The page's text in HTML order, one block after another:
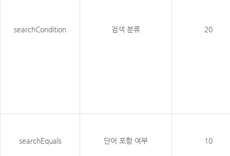
searchCondition 검색 분류 20
searchEquals 단어 포함 여부 10